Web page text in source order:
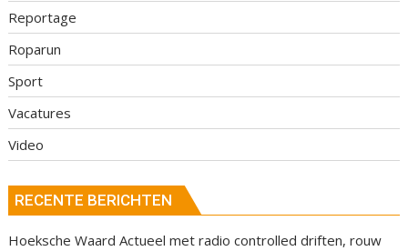
Reportage
Roparun
Sport
Vacatures
Video
RECENTE BERICHTEN
Hoeksche Waard Actueel met radio controlled driften, rouw